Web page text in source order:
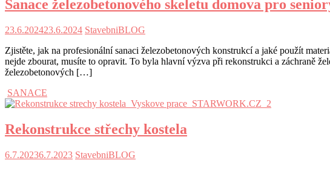
Sanace železobetonového skeletu domova pro
23.6.202423.6.2024 StavebniBLOG
Zjistěte, jak na profesionální sanaci železobetonových konstrukcí a jaké použít
nejde zbourat, musíte to opravit. To byla hlavní výzva při rekonstrukci a záchraně
železobetonových […]
SANACE
Rekonstrukce střechy kostela
6.7.20236.7.2023 StavebniBLOG